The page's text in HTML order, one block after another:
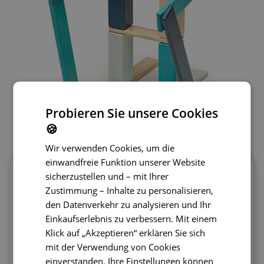
Tegu 24-teilige magnetische
Holzbausteine Blues – unendliche
kreative Möglichkeiten
Die 24-teilige magnetische Baustein-
Sammlung von Tegu in der Farbvariante
Blues bietet ruhige Blautöne, die
Probieren Sie unsere Cookies
🍪
Wir verwenden Cookies, um die
einwandfreie Funktion unserer Website
sicherzustellen und – mit Ihrer
Zustimmung – Inhalte zu personalisieren,
den Datenverkehr zu analysieren und Ihr
Einkaufserlebnis zu verbessern. Mit einem
Klick auf „Akzeptieren“ erklären Sie sich
mit der Verwendung von Cookies
einverstanden. Ihre Einstellungen können